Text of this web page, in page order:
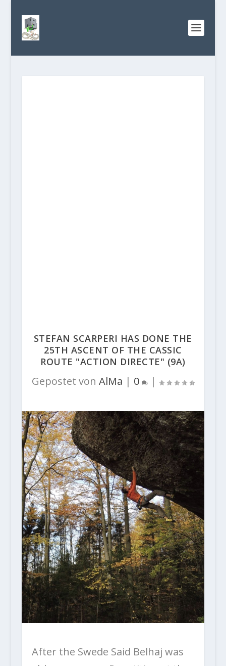
STEFAN SCARPERI HAS DONE THE
25TH ASCENT OF THE CASSIC
ROUTE "ACTION DIRECTE" (9A)
Gepostet von AlMa | 0 |
After the Swede Said Belhaj was